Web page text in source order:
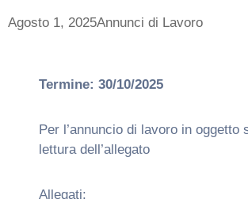
Agosto 1, 2025Annunci di Lavoro
Termine: 30/10/2025
Per l’annuncio di lavoro in oggetto
lettura dell’allegato
Allegati: